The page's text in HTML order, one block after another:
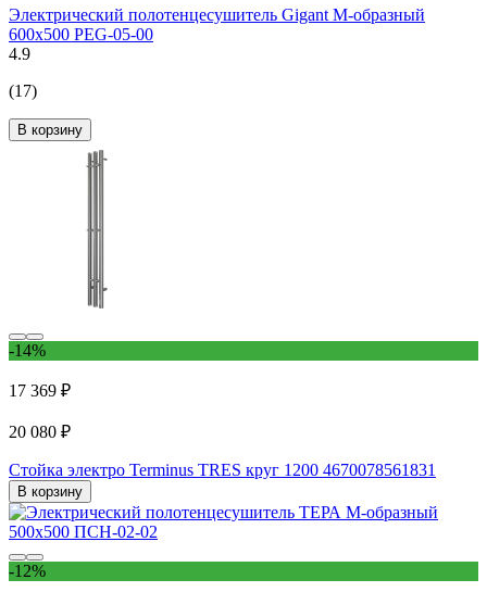
Электрический полотенцесушитель Gigant М-образный
600x500 PEG-05-00
4.9
(17)
В корзину
-14%
17 369 ₽
20 080 ₽
Стойка электро Terminus TRES круг 1200 4670078561831
В корзину
-12%